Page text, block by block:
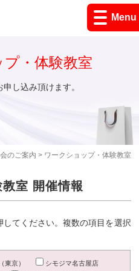
Menu
のご案内 > ワークショップ・体験教室
・体験教室
し込み頂けます。
室 開催情報
てください。複数の項目を選択
東京）
シモジマ名古屋店